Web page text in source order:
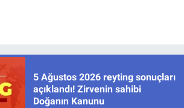
5 Ağustos 2026 reyting sonuçları
açıklandı! Zirvenin sahibi
Doğanın Kanunu